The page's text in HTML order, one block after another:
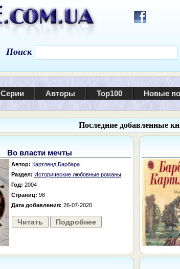
Поиск
Серии Авторы Top100 Новые
Последние добавленные
Во власти мечты
Автор: Картленд Барбара
Раздел: Исторические любовные романы
Год: 2004
Страниц: 98
Дата добавления: 26-07-2020
Читать Подробнее